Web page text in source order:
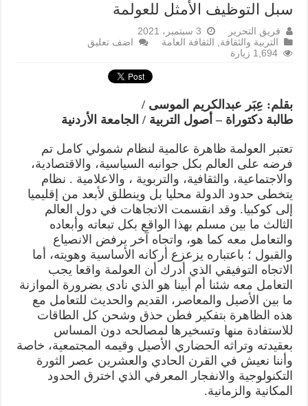
سبل التوظيف الأمثل للعولمة
فريق التحرير
3 سبتمبر، 2021
التربية والثقافة, الثقافة العامة
اضف تعليق
1,694 زيارة
بقلم: عِبَر عبدالكريم الموسى /
طالبة دكتوراة – أصول التربية / الجامعة الأردنية
تعتبر العولمة ظاهرة عالمية لنظام شمولي كامل تم
فرضه على العالم بكل جوانبه السياسية، والاقتصادية،
والاجتماعية، والثقافية، والتربوية ، والاعلامية . نظام
يتخطى حدود الدولة محليا بل وينطلق لأبعد من إقليميا
إلى كوكبيا. وقد انقسمت الاتجاهات في دول العالم
الثالث ما بين مسلم بهذا الواقع بكل تبعاته وأبعاده
والتعامل معه كما هو، واتجاه آخر يرفض الانصياع
والقبول ؛ باعتباره يزعزع أركانه الأساسية وهويته، أما
الاتجاه التوفيقي الذي أدرك أن العولمة واقعا يجب
التعامل معه شئنا أم أبينا هو الذي نادى بضرورة الموازنة
ما بين الأصيل والمعاصر، القديم والحديث للتعامل مع
هذه الظاهرة بتفكير فطن حذق وشحن كل الطاقات
للاستفادة منها وتسخيرها لمصالحه دون المساس
بعقيدته وتراثه الحضاري الأصيل وقيمه المجتمعية، خاصة
وأننا نعيش في القرن الحادي والعشرين عصر الثورة
التكنولوجية والانفجار المعرفي الذي اخترق الحدود
المكانية والزمانية.